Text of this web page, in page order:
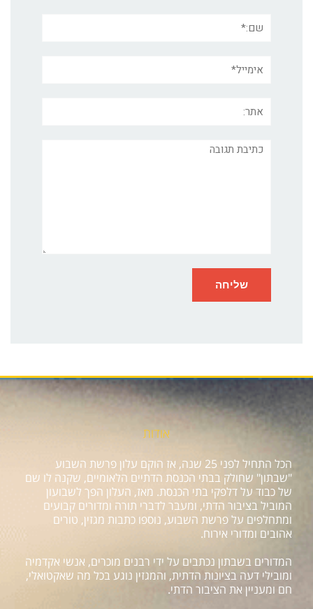
תגובה
אודות
הכל התחיל לפני 25 שנה, אז הוקם עלון פרשת השבוע
"שבתון" שחולק בבתי הכנסת הדתיים הלאומיים, שקנה לו שם
של כבוד על דלפקי בתי הכנסת. מאז, העלון הפך לשבועון
המוביל בציבור הדתי, ומעבר לדברי תורה ומדורים קבועים
ומתחלפים על פרשת השבוע, נוספו כתבות מגזין, טורים
אהובים ומדורי אירוח.
המדורים בשבתון נכתבים על ידי רבנים מוכרים, אנשי אקדמיה
ומובילי דעה בציונות הדתית, והמגזין נוגע בכל מה שאקטואלי,
חם ומעניין את הציבור הדתי.